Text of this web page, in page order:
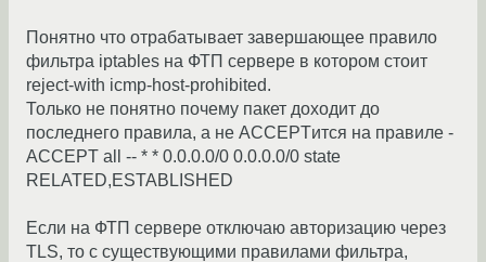
Понятно что отрабатывает завершающее правило
фильтра iptables на ФТП сервере в котором стоит
reject-with icmp-host-prohibited.
Только не понятно почему пакет доходит до
последнего правила, а не ACCEPTится на правиле -
ACCEPT all -- * * 0.0.0.0/0 0.0.0.0/0 state
RELATED,ESTABLISHED
Если на ФТП сервере отключаю авторизацию через
TLS, то с существующими правилами фильтра,